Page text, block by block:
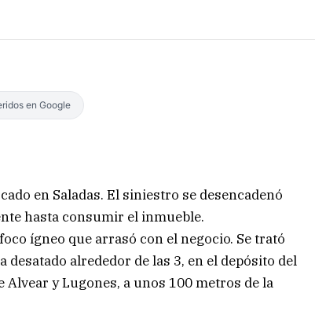
en Google
en Saladas. El siniestro se desencadenó
hasta consumir el inmueble.
ígneo que arrasó con el negocio. Se trató
alrededor de las 3, en el depósito del
y Lugones, a unos 100 metros de la